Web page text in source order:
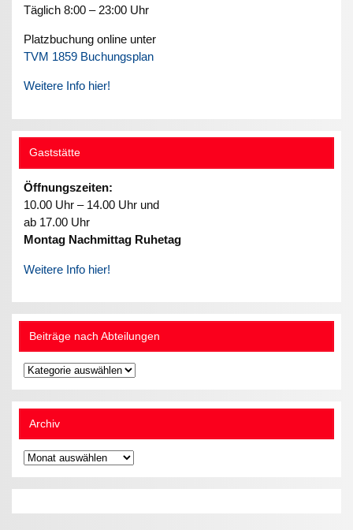
Täglich 8:00 – 23:00 Uhr
Platzbuchung online unter
TVM 1859 Buchungsplan
Weitere Info hier!
Gaststätte
Öffnungszeiten:
10.00 Uhr – 14.00 Uhr und
ab 17.00 Uhr
Montag Nachmittag Ruhetag
Weitere Info hier!
Beiträge nach Abteilungen
Beiträge
nach
Abteilungen
Archiv
Archiv